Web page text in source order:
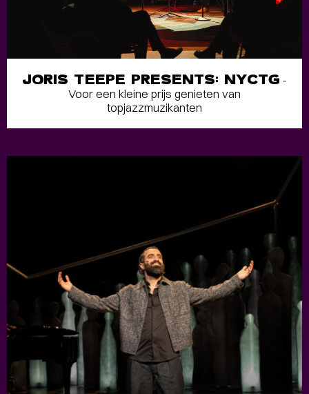
JORIS TEEPE PRESENTS: NYCTG-
Voor een kleine prijs genieten van
topjazzmuzikanten